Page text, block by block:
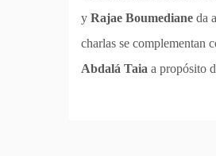
y Rajae Boumediane da
charlas se complementan
Abdalá Taia a propósito